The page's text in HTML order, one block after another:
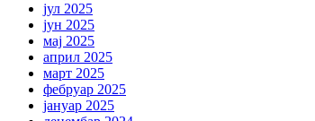
јул 2025
јун 2025
мај 2025
април 2025
март 2025
фебруар 2025
јануар 2025